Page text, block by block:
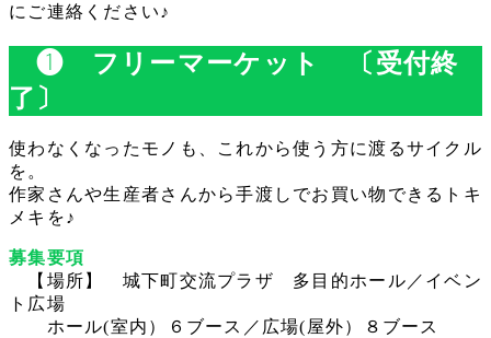
にご連絡ください♪
❶ フリーマーケット 〔受付終
了〕
使わなくなったモノも、これから使う方に渡るサイクル
を。
作家さんや生産者さんから手渡しでお買い物できるトキ
メキを♪
募集要項
【場所】 城下町交流プラザ 多目的ホール／イベン
ト広場
ホール(室内）６ブース／広場(屋外）８ブース